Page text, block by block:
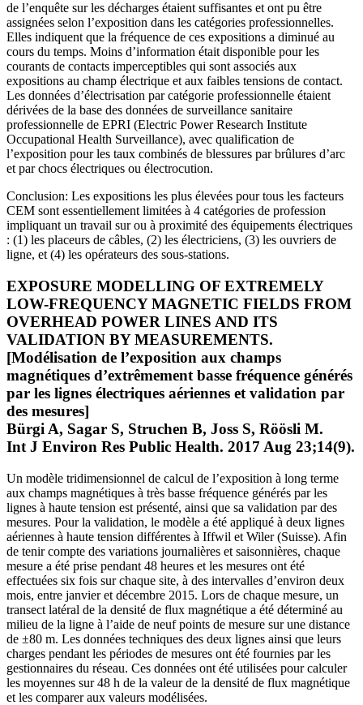
de l’enquête sur les décharges étaient suffisantes et ont pu être
assignées selon l’exposition dans les catégories professionnelles.
Elles indiquent que la fréquence de ces expositions a diminué au
cours du temps. Moins d’information était disponible pour les
courants de contacts imperceptibles qui sont associés aux
expositions au champ électrique et aux faibles tensions de contact.
Les données d’électrisation par catégorie professionnelle étaient
dérivées de la base des données de surveillance sanitaire
professionnelle de EPRI (Electric Power Research Institute
Occupational Health Surveillance), avec qualification de
l’exposition pour les taux combinés de blessures par brûlures d’arc
et par chocs électriques ou électrocution.
Conclusion: Les expositions les plus élevées pour tous les facteurs
CEM sont essentiellement limitées à 4 catégories de profession
impliquant un travail sur ou à proximité des équipements électriques
: (1) les placeurs de câbles, (2) les électriciens, (3) les ouvriers de
ligne, et (4) les opérateurs des sous-stations.
EXPOSURE MODELLING OF EXTREMELY
LOW-FREQUENCY MAGNETIC FIELDS FROM
OVERHEAD POWER LINES AND ITS
VALIDATION BY MEASUREMENTS.
[Modélisation de l’exposition aux champs
magnétiques d’extrêmement basse fréquence générés
par les lignes électriques aériennes et validation par
des mesures]
Bürgi A, Sagar S, Struchen B, Joss S, Röösli M.
Int J Environ Res Public Health. 2017 Aug 23;14(9).
Un modèle tridimensionnel de calcul de l’exposition à long terme
aux champs magnétiques à très basse fréquence générés par les
lignes à haute tension est présenté, ainsi que sa validation par des
mesures. Pour la validation, le modèle a été appliqué à deux lignes
aériennes à haute tension différentes à Iffwil et Wiler (Suisse). Afin
de tenir compte des variations journalières et saisonnières, chaque
mesure a été prise pendant 48 heures et les mesures ont été
effectuées six fois sur chaque site, à des intervalles d’environ deux
mois, entre janvier et décembre 2015. Lors de chaque mesure, un
transect latéral de la densité de flux magnétique a été déterminé au
milieu de la ligne à l’aide de neuf points de mesure sur une distance
de ±80 m. Les données techniques des deux lignes ainsi que leurs
charges pendant les périodes de mesures ont été fournies par les
gestionnaires du réseau. Ces données ont été utilisées pour calculer
les moyennes sur 48 h de la valeur de la densité de flux magnétique
et les comparer aux valeurs modélisées.